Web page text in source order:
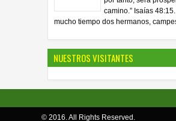
camino.” Isaías
mucho tiempo dos hermanos,
NUESTROS VISITANTES
© 2016. All Rights Reserved.